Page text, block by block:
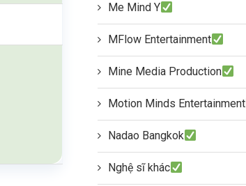
Me Mind Y
MFlow Entertainment
Mine Media Production
Motion Minds Entertainment
Nadao Bangkok
Nghệ sĩ khác